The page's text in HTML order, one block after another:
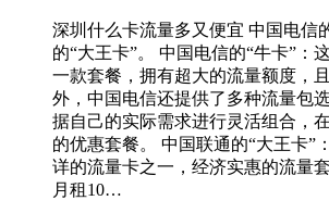
深圳什么卡流量多又便宜 中国电信
的“大王卡”。 中国电信的“牛卡”：
一款套餐，拥有超大的流量额度，
外，中国电信还提供了多种流量包
据自己的实际需求进行灵活组合，
的优惠套餐。 中国联通的“大王卡”
详的流量卡之一，经济实惠的流量
月租10…